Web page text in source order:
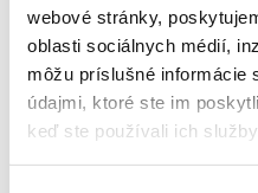
webové stránky,
oblasti sociálnych médií,
môžu príslušné informácie
údajmi, ktoré ste im
keď ste používali ich
Motúz pop 250 g
Počet bal. v kartóne: 8
Kód tovaru: 100166